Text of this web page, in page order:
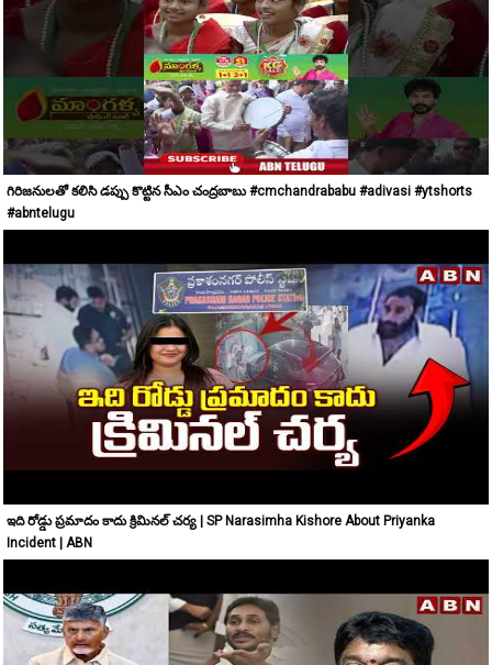
గిరిజనులతో కలిసి డప్పు కొట్టిన సీఎం చంద్రబాబు #cmchandrababu #adivasi #ytshorts
#abntelugu
ఇది రోడ్డు ప్రమాదం కాదు క్రిమినల్ చర్య | SP Narasimha Kishore About Priyanka
Incident | ABN